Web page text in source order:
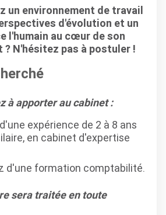
un environnement de travail
d'évolution et un
l'humain au cœur de son
N'hésitez pas à postuler !
à apporter au cabinet :
expérience de 2 à 8 ans
en cabinet d'expertise
d'une formation comptabilité.
sera traitée en toute